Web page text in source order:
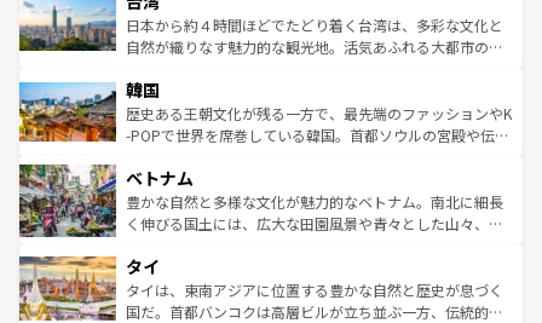
ク、伝統的なフラダンスなど、すべてがハワイの魅力を彩
っている。訪れるたびに新しい発見と感動が待っているハ
はコンテンツ一覧
ク）、タスマニアの美しい原生林やケアンズの熱帯雨林な
ど、見どころがたくさん。また、カフェやワイン、オージ
いる。アクティビティも充実しており、サーフィンやダイ
ビング、ハイキングなど、アウトドア好きにはたまらな
い。オーストラリアの多彩な魅力を存分に味わいつくそ
参照してほしい。
日本から約４時間ほどでたどり着く台湾は、多彩な文化と
自然が織りなす魅力的な観光地。活気あふれる大都市の台
ン）、静ひつな山岳地帯である台湾東部など、都市の喧騒
と山間の静けさが共存しており、訪れる人に新しい発見と
驚きをもたらしてくれる。また、奥深い台湾の食文化も魅
容にもいいと評判のスイーツなど、バラエティ豊かな料理
が味わえる。 なお、新着の台湾情報は コンテンツ一覧を参
照してほしい。
韓国
歴史ある王朝文化が残る一方で、最先端のファッションやK
-POPで世界を席巻している韓国。首都ソウルの宮殿や伝統
き、地方に足を延ばせば四季折々の自然美を楽しむことが
できる。そして、キムチや焼肉、絶品のストリートフード
まで、さまざまな韓国料理が待っている。夜には、韓国な
リティに包まれながら、韓国の多彩な魅力を心ゆくまで味
わってみてほしい。 なお、新着の韓国情報はコンテンツ一
覧を参照してほしい。
ベトナム
豊かな自然と多様な文化が魅力的なベトナム。南北に細長
く伸びる国土には、広大な田園風景や青々とした山々、世
急速な発展と共に伝統が息づく。ハノイの古い町並みやホ
ーチミン市のフランス統治時代の建物も、独特の雰囲気を
醸し出している。また、バラエティの豊かさとおいしさで
タイ
タイは、東南アジアに位置する豊かな自然と歴史が息づく
国だ。首都バンコクは高層ビルが立ち並ぶ一方、伝統的な